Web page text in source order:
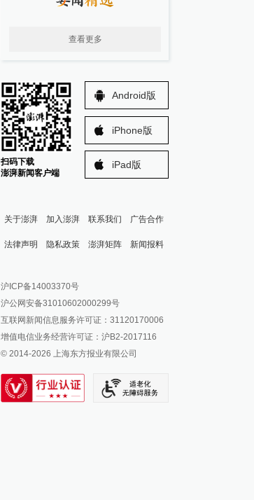
查看更多
扫码下载
澎湃新闻客户端
Android版
iPhone版
iPad版
关于澎湃 加入澎湃 联系我们 广告合作
法律声明 隐私政策 澎湃矩阵
澎湃新闻公众号
澎湃新闻抖音号
派生万物开放平台
IP SHANGHAI
SIXTH TONE
新闻报料
报料邮箱: news@thepaper.cn
沪ICP备14003370号
沪公网安备31010602000299号
互联网新闻信息服务许可证：31120170006
增值电信业务经营许可证：沪B2-2017116
© 2014-2026 上海东方报业有限公司